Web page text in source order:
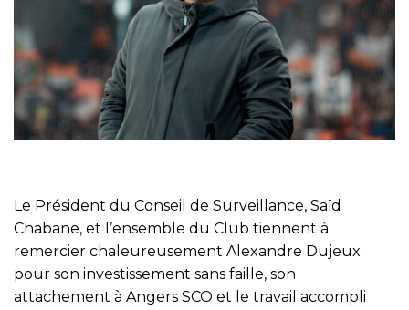
Le Président du Conseil de Surveillance, Saïd
Chabane, et l’ensemble du Club tiennent à
remercier chaleureusement Alexandre Dujeux
pour son investissement sans faille, son
attachement à Angers SCO et le travail accompli